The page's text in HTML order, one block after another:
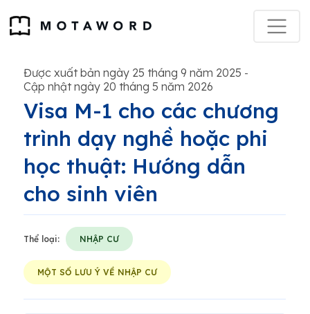
Được xuất bản ngày 25 tháng 9 năm 2025 -
Cập nhật ngày 20 tháng 5 năm 2026
Visa M-1 cho các chương
trình dạy nghề hoặc phi
học thuật: Hướng dẫn
cho sinh viên
Thể loại: NHẬP CƯ
MỘT SỐ LƯU Ý VỀ NHẬP CƯ